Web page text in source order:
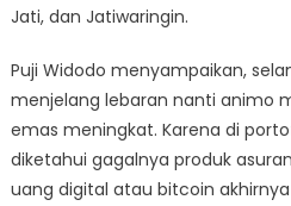
Jati, dan Jatiwaringin.
Puji Widodo menyampaikan,
menjelang lebaran nanti animo
emas meningkat. Karena di
diketahui gagalnya produk
uang digital atau bitcoin